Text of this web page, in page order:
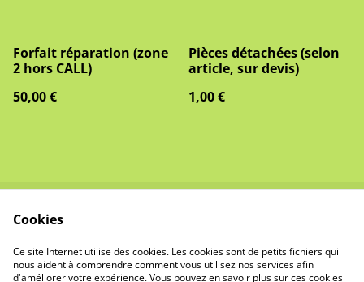
Forfait réparation (zone
2 hors CALL)
50,00 €
Pièces détachées (selon
article, sur devis)
1,00 €
Demandes
Générales de Ventes
Confidentialité
Cookies
Cookies
Ce site Internet utilise des cookies. Les cookies sont de petits fichiers qui
nous aident à comprendre comment vous utilisez nos services afin
d'améliorer votre expérience. Vous pouvez en savoir plus sur ces cookies